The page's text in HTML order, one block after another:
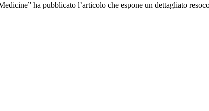
ha pubblicato l’articolo che espone un dettagliato